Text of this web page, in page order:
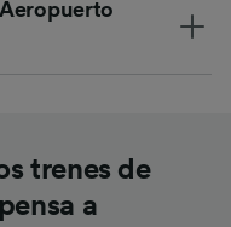
trenes de
a